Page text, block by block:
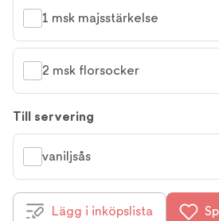
1 msk majsstärkelse
2 msk florsocker
Till servering
vaniljsås
Lägg i inköpslista